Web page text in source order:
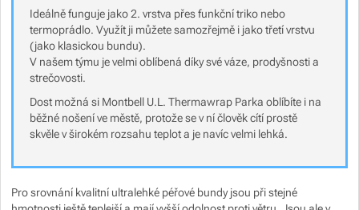
Ideálně funguje jako 2. vrstva přes funkční triko nebo
termoprádlo. Využít ji můžete samozřejmě i jako třetí vrstvu
(jako klasickou bundu).
V našem týmu je velmi oblíbená díky své váze, prodyšnosti a
strečovosti.
Dost možná si Montbell U.L. Thermawrap Parka oblíbíte i na
běžné nošení ve městě, protože se v ní člověk cítí prostě
skvěle v širokém rozsahu teplot a je navíc velmi lehká.
Pro srovnání kvalitní ultralehké péřové bundy jsou při stejné